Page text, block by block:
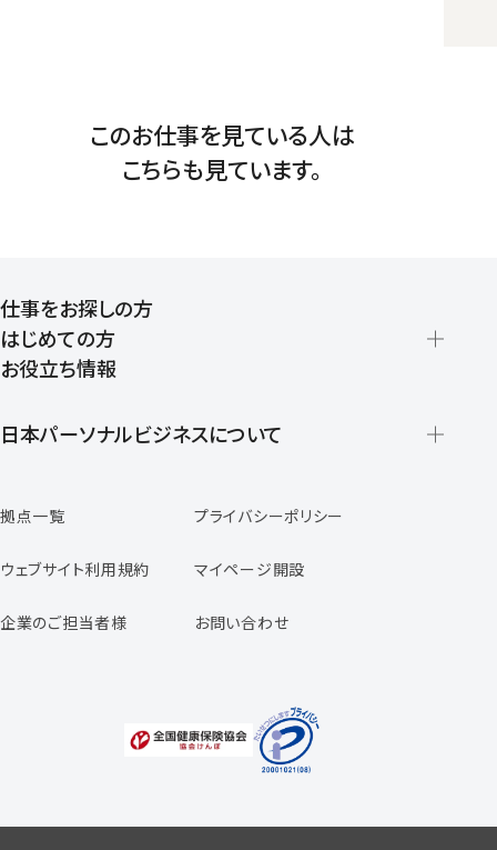
このお仕事を見ている人は
こちらも見ています。
仕事をお探しの方
はじめての方
登録から就業開始までの流れ
お役立ち情報
日本パーソナルビジネスについて
スタッフの声
専任コンサルタントの声
福利厚生のご案内
拠点一覧 プライバシーポリシー
ウェブサイト利用規約 マイページ開設
企業のご担当者様 お問い合わせ